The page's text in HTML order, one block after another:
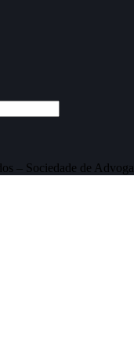
– Sociedade de